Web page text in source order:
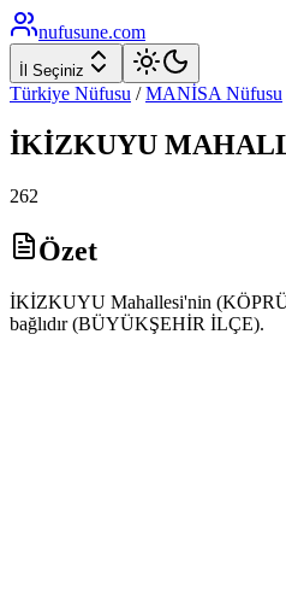
nufusune.com
İl Seçiniz
Türkiye Nüfusu / MANİSA Nüfusu
İKİZKUYU
262
Özet
İKİZKUYU Mahallesi'nin
bağlıdır (BÜYÜKŞEHİR İLÇE).